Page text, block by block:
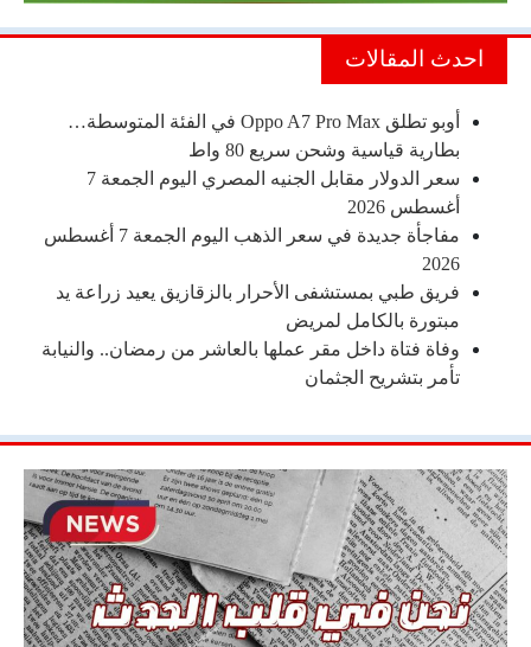
احدث المقالات
أوبو تطلق Oppo A7 Pro Max في الفئة المتوسطة…
بطارية قياسية وشحن سريع 80 واط
سعر الدولار مقابل الجنيه المصري اليوم الجمعة 7
أغسطس 2026
مفاجأة جديدة في سعر الذهب اليوم الجمعة 7 أغسطس
2026
فريق طبي بمستشفى الأحرار بالزقازيق يعيد زراعة يد
مبتورة بالكامل لمريض
وفاة فتاة داخل مقر عملها بالعاشر من رمضان.. والنيابة
تأمر بتشريح الجثمان